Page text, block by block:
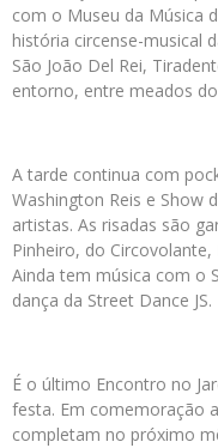
com o Museu da Música
história circense-musical
São João Del Rei,
entorno, entre meados
A tarde continua com
Washington Reis e Show
artistas. As risadas são
Pinheiro, do Circovolante,
Ainda tem música com o
dança da Street Dance JS.
É o último Encontro no
festa. Em comemoração
completam no próximo